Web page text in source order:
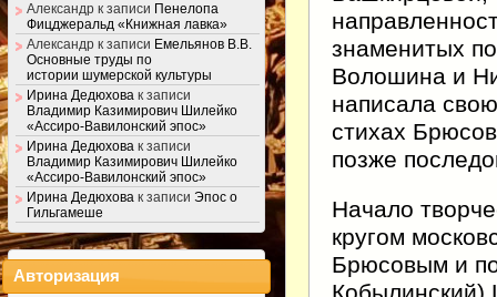
знаменитых
Волошина и
написала
стихах
позже
Начало
кругом
Брюсовым и
Александр к записи Пенелопа
Фицджеральд «Книжная лавка»
Александр к записи Емельянов В.В.
Основные труды по
истории шумерской культуры
Ирина Дедюхова к записи
Владимир Казимирович Шилейко
«Ассиро-Вавилонский эпос»
Ирина Дедюхова к записи
Владимир Казимирович Шилейко
«Ассиро-Вавилонский эпос»
Ирина Дедюхова к записи Эпос о
Гильгамеше
Авторизация